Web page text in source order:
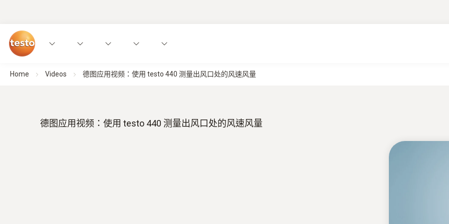
Home Videos 德图应用视频：使用 testo 440 测量出风口处的风速风量
德图应用视频：使用 testo 440 测量出风口处的风速风量